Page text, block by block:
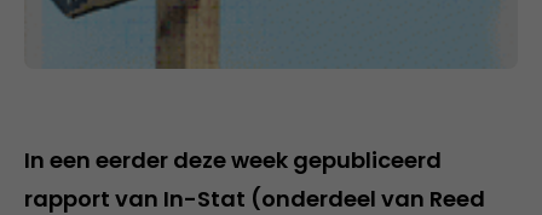
In een eerder deze week gepubliceerd
rapport van In-Stat (onderdeel van Reed